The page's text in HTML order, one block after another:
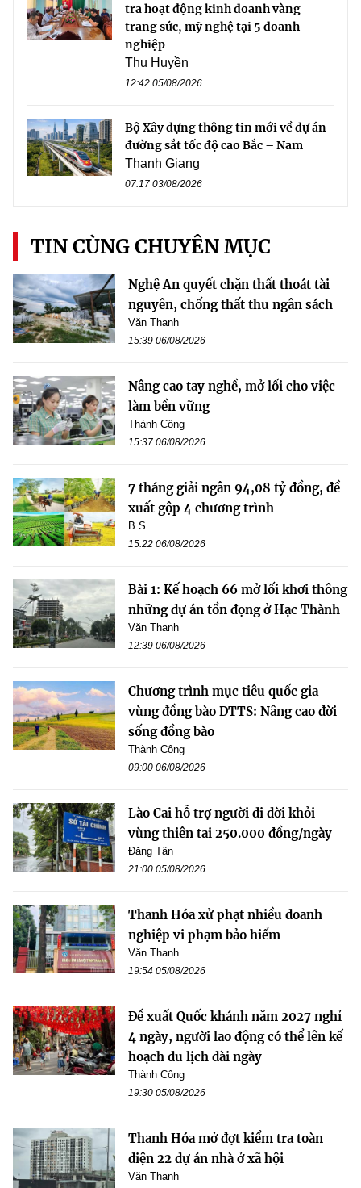
tra hoạt động kinh doanh vàng
trang sức, mỹ nghệ tại 5 doanh
nghiệp
Thu Huyền
12:42 05/08/2026
Bộ Xây dựng thông tin mới về dự án
đường sắt tốc độ cao Bắc – Nam
Thanh Giang
07:17 03/08/2026
TIN CÙNG CHUYÊN MỤC
Nghệ An quyết chặn thất thoát tài
nguyên, chống thất thu ngân sách
Văn Thanh
15:39 06/08/2026
Nâng cao tay nghề, mở lối cho việc
làm bền vững
Thành Công
15:37 06/08/2026
7 tháng giải ngân 94,08 tỷ đồng, đề
xuất gộp 4 chương trình
B.S
15:22 06/08/2026
Bài 1: Kế hoạch 66 mở lối khơi thông
những dự án tồn đọng ở Hạc Thành
Văn Thanh
12:39 06/08/2026
Chương trình mục tiêu quốc gia
vùng đồng bào DTTS: Nâng cao đời
sống đồng bào
Thành Công
09:00 06/08/2026
Lào Cai hỗ trợ người di dời khỏi
vùng thiên tai 250.000 đồng/ngày
Đăng Tân
21:00 05/08/2026
Thanh Hóa xử phạt nhiều doanh
nghiệp vi phạm bảo hiểm
Văn Thanh
19:54 05/08/2026
Đề xuất Quốc khánh năm 2027 nghỉ
4 ngày, người lao động có thể lên kế
hoạch du lịch dài ngày
Thành Công
19:30 05/08/2026
Thanh Hóa mở đợt kiểm tra toàn
diện 22 dự án nhà ở xã hội
Văn Thanh